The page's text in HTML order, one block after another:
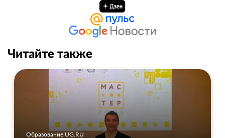
Читайте также
Образование UG.RU